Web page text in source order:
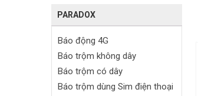
PARADOX
Báo động 4G
Báo trộm không dây
Báo trộm có dây
Báo trộm dùng Sim điện thoại